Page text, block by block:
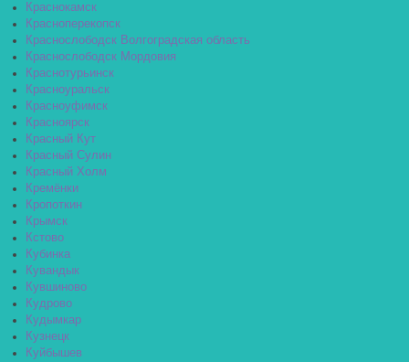
Краснокамск
Красноперекопск
Краснослободск Волгоградская область
Краснослободск Мордовия
Краснотурьинск
Красноуральск
Красноуфимск
Красноярск
Красный Кут
Красный Сулин
Красный Холм
Кремёнки
Кропоткин
Крымск
Кстово
Кубинка
Кувандык
Кувшиново
Кудрово
Кудымкар
Кузнецк
Куйбышев